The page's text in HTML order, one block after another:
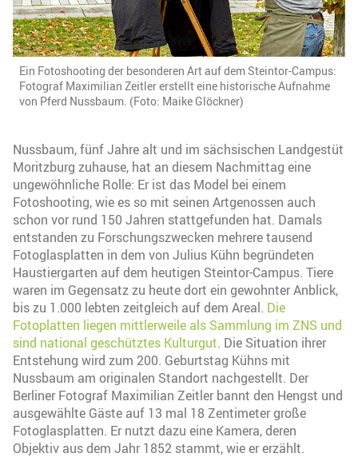
Ein Fotoshooting der besonderen Art auf dem Steintor-Campus:
Fotograf Maximilian Zeitler erstellt eine historische Aufnahme
von Pferd Nussbaum. (Foto: Maike Glöckner)
Nussbaum, fünf Jahre alt und im sächsischen Landgestüt
Moritzburg zuhause, hat an diesem Nachmittag eine
ungewöhnliche Rolle: Er ist das Model bei einem
Fotoshooting, wie es so mit seinen Artgenossen auch
schon vor rund 150 Jahren stattgefunden hat. Damals
entstanden zu Forschungszwecken mehrere tausend
Fotoglasplatten in dem von Julius Kühn begründeten
Haustiergarten auf dem heutigen Steintor-Campus. Tiere
waren im Gegensatz zu heute dort ein gewohnter Anblick,
bis zu 1.000 lebten zeitgleich auf dem Areal. Die
Fotoplatten liegen mittlerweile als Sammlung im ZNS und
sind national geschütztes Kulturgut. Die Situation ihrer
Entstehung wird zum 200. Geburtstag Kühns mit
Nussbaum am originalen Standort nachgestellt. Der
Berliner Fotograf Maximilian Zeitler bannt den Hengst und
ausgewählte Gäste auf 13 mal 18 Zentimeter große
Fotoglasplatten. Er nutzt dazu eine Kamera, deren
Objektiv aus dem Jahr 1852 stammt, wie er erzählt.